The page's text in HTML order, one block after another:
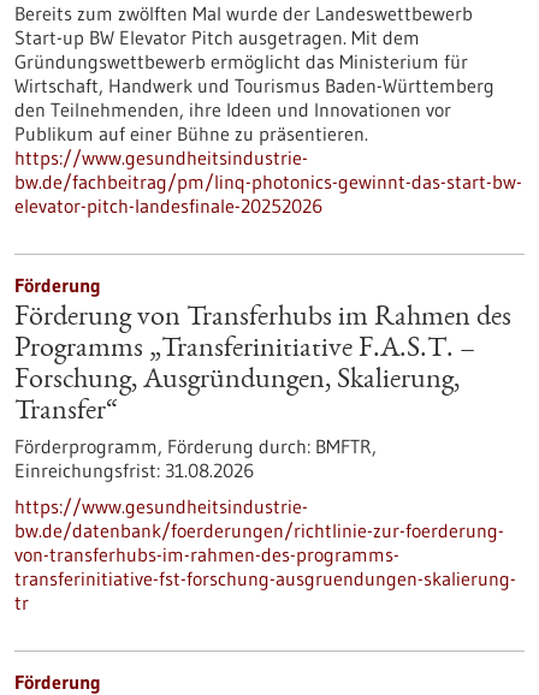
Bereits zum zwölften Mal wurde der Landeswettbewerb
Start-up BW Elevator Pitch ausgetragen. Mit dem
Gründungswettbewerb ermöglicht das Ministerium für
Wirtschaft, Handwerk und Tourismus Baden-Württemberg
den Teilnehmenden, ihre Ideen und Innovationen vor
Publikum auf einer Bühne zu präsentieren.
https://www.gesundheitsindustrie-
bw.de/fachbeitrag/pm/linq-photonics-gewinnt-das-start-bw-
elevator-pitch-landesfinale-20252026
Förderung
Förderung von Transferhubs im Rahmen des
Programms „Transferinitiative F.A.S.T. –
Forschung, Ausgründungen, Skalierung,
Transfer“
Förderprogramm, Förderung durch: BMFTR,
Einreichungsfrist: 31.08.2026
https://www.gesundheitsindustrie-
bw.de/datenbank/foerderungen/richtlinie-zur-foerderung-
von-transferhubs-im-rahmen-des-programms-
transferinitiative-fst-forschung-ausgruendungen-skalierung-
tr
Förderung